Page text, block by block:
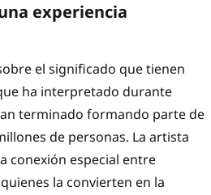
experiencia
el significado que tienen
ha interpretado durante
terminado formando parte de
de personas. La artista
conexión especial entre
la convierten en la